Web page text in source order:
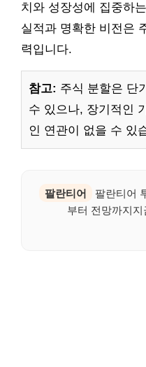
치와 성장성에 집중하
실적과 명확한 비전은
력입니다.
참고: 주식 분할은 단
수 있으나, 장기적인
인 연관이 없을 수 있
팔란티어
팔란티어
부터 전망까지